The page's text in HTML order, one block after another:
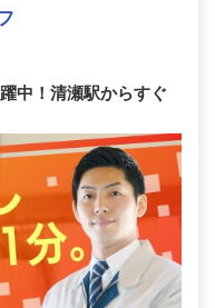
中！清瀬駅からすぐ